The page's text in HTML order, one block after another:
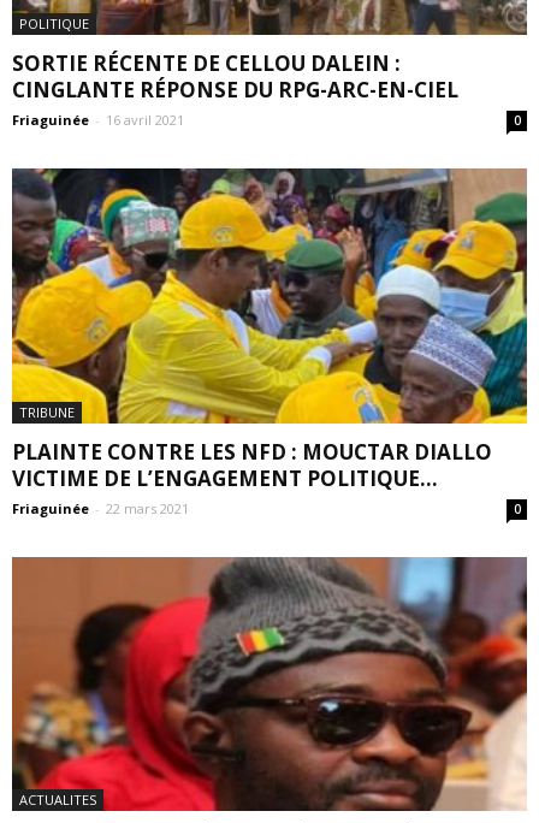
POLITIQUE
SORTIE RÉCENTE DE CELLOU DALEIN :
CINGLANTE RÉPONSE DU RPG-ARC-EN-CIEL
Friaguinée - 16 avril 2021 0
TRIBUNE
PLAINTE CONTRE LES NFD : MOUCTAR DIALLO
VICTIME DE L’ENGAGEMENT POLITIQUE...
Friaguinée - 22 mars 2021 0
ACTUALITES